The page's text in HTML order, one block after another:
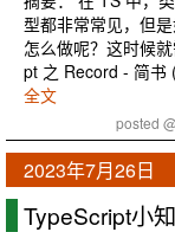
型都非常常见，但
怎么做呢？这时候
pt 之 Record - 简书
全文
posted
2023年7月26日
TypeScript小